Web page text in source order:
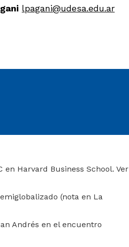
lpagani@udesa.edu.ar
en Harvard Business School. Ver
(nota en La
Andrés en el encuentro